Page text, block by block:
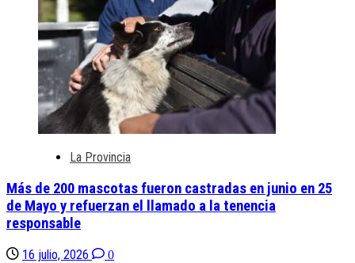
La Provincia
Más de 200 mascotas fueron castradas en junio en 25
de Mayo y refuerzan el llamado a la tenencia
responsable
16 julio, 2026 0